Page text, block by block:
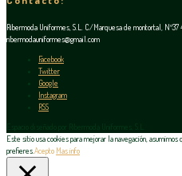
Ribermoda Uniformes, S.L. C/Marquesa de montortal, Nº37
ribermodauniformes@gmail.com
Facebook
Twitter
Google
Instagram
RSS
Este sitio usa cookies para mejorar la navegación,
prefieres.Acepto Mas info